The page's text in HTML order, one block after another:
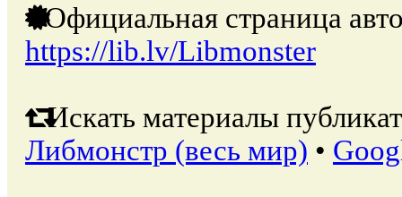
Официальная страница
https://lib.lv/Libmonster
Искать материалы
Либмонстр (весь мир) •